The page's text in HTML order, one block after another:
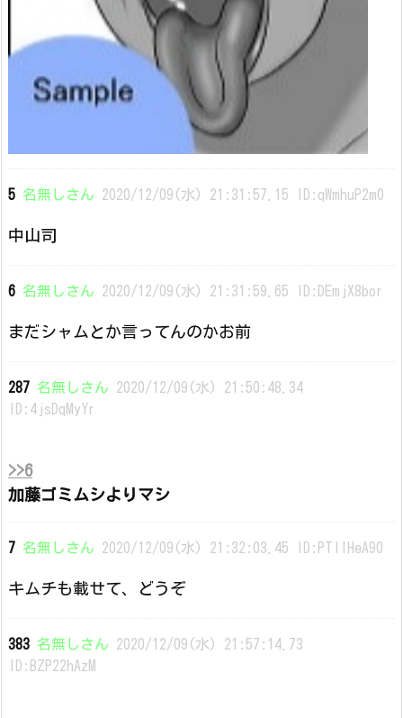
5 名無しさん 2020/12/09(水) 21:31:57.15 ID:qWmhuP2m0
中山司
6 名無しさん 2020/12/09(水) 21:31:59.65 ID:DEmjX8bor
まだシャムとか言ってんのかお前
287 名無しさん 2020/12/09(水) 21:50:48.34
ID:4jsDqMyYr
>>6
加藤ゴミムシよりマシ
7 名無しさん 2020/12/09(水) 21:32:03.45 ID:PTIIHeA90
キムチも載せて、どうぞ
383 名無しさん 2020/12/09(水) 21:57:14.73
ID:BZP22hAzM